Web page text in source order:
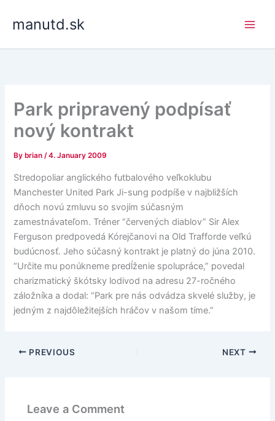
manutd.sk
Park pripravený podpísať
nový kontrakt
By brian/4. January 2009
Stredopoliar anglického futbalového veľkoklubu
Manchester United Park Ji-sung podpíše v najbližších
dňoch novú zmluvu so svojím súčasným
zamestnávateľom. Tréner “červených diablov” Sir Alex
Ferguson predpovedá Kórejčanovi na Old Trafforde veľkú
budúcnosť. Jeho súčasný kontrakt je platný do júna 2010.
“Určite mu ponúkneme predĺženie spolupráce,” povedal
charizmatický škótsky lodivod na adresu 27-ročného
záložníka a dodal: “Park pre nás odvádza skvelé služby, je
jedným z najdôležitejších hráčov v našom tíme.”
PREVIOUS NEXT
Leave a Comment